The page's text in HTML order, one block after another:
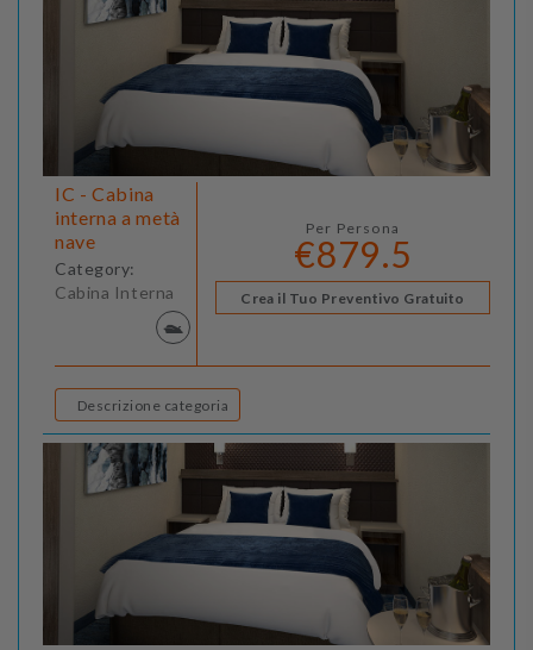
IC - Cabina
interna a metà
nave
Category:
Cabina Interna
Per Persona
€879.5
Crea il Tuo Preventivo Gratuito
Descrizione categoria